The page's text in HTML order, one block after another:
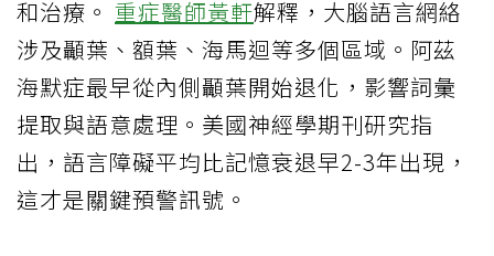
和治療。 重症醫師黃軒解釋，大腦語言網絡
涉及顳葉、額葉、海馬迴等多個區域。阿茲
海默症最早從內側顳葉開始退化，影響詞彙
提取與語意處理。美國神經學期刊研究指
出，語言障礙平均比記憶衰退早2-3年出現，
這才是關鍵預警訊號。